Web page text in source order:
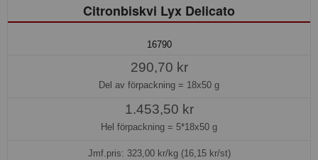
Citronbiskvi Lyx Delicato
16790
290,70 kr
Del av förpackning = 18x50 g
1.453,50 kr
Hel förpackning = 5*18x50 g
Jmf.pris: 323,00kr/kg (16,15 kr/st)